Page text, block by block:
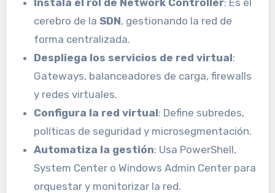
cerebro de la SDN, gestionando la red de
forma centralizada.
Despliega los servicios de red virtual:
Gateways, balanceadores de carga, firewalls
y redes virtuales.
Configura la red virtual: Define subredes,
políticas de seguridad y microsegmentación.
Automatiza la gestión: Usa PowerShell,
System Center o Windows Admin Center para
orquestar y monitorizar la red.